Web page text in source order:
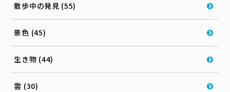
散歩中の発見 (55)
景色 (45)
生き物 (44)
雲 (30)